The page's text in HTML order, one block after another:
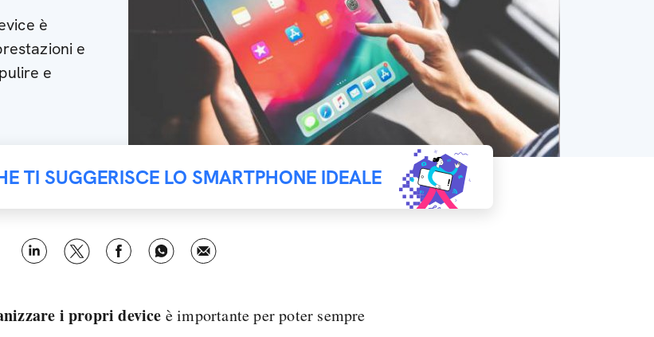
è
e
e
TI SUGGERISCE LO SMARTPHONE IDEALE
i propri device è importante per poter sempre